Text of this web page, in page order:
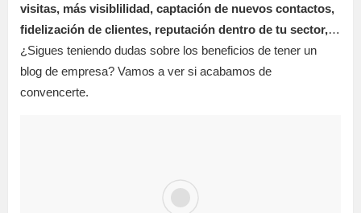
visitas, más visiblilidad, captación de nuevos contactos,
fidelización de clientes, reputación dentro de tu sector,…
¿Sigues teniendo dudas sobre los beneficios de tener un
blog de empresa? Vamos a ver si acabamos de
convencerte.